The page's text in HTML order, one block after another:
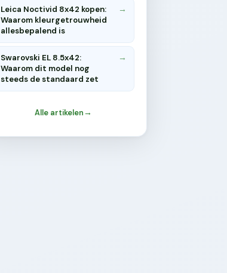
Leica Noctivid 8x42 kopen:
Waarom kleurgetrouwheid
allesbepalend is
Swarovski EL 8.5x42:
Waarom dit model nog
steeds de standaard zet
Alle artikelen